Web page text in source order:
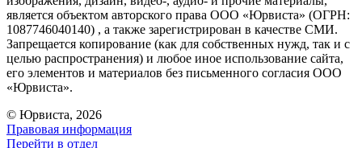
является объектом авторского права ООО «Юрвиста» (ОГРН:
1087746040140) , а также зарегистрирован в качестве СМИ.
Запрещается копирование (как для собственных нужд, так и с
целью распространения) и любое иное использование сайта,
его элементов и материалов без письменного согласия ООО
«Юрвиста».
© Юрвиста, 2026
Правовая информация
Перейти в отдел